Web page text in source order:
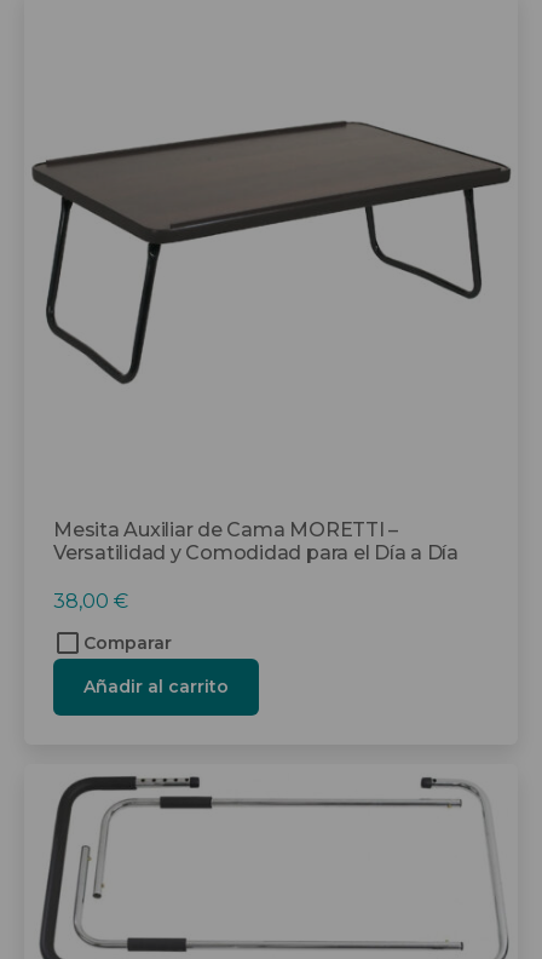
Mesita Auxiliar de Cama MORETTI –
Versatilidad y Comodidad para el Día a Día
38,00 €
Comparar
Añadir al carrito